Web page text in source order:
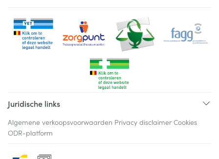
Juridische links
Algemene verkoopsvoorwaarden Privacy disclaimer Cookies
ODR-platform